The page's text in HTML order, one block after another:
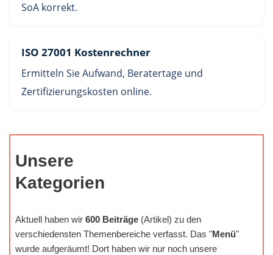
SoA korrekt.
ISO 27001 Kostenrechner
Ermitteln Sie Aufwand, Beratertage und
Zertifizierungskosten online.
Unsere
Kategorien
Aktuell haben wir 600 Beiträge (Artikel) zu den
verschiedensten Themenbereiche verfasst. Das "Menü"
wurde aufgeräumt! Dort haben wir nur noch unsere